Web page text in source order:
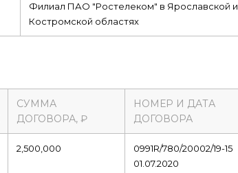
Филиал ПАО "Ростелеком" в Ярославской и
Костромской областях
СУММА
ДОГОВОРА, ₽
НОМЕР И ДАТА
ДОГОВОРА
2,500,000
0991R/780/20002/19-15
01.07.2020